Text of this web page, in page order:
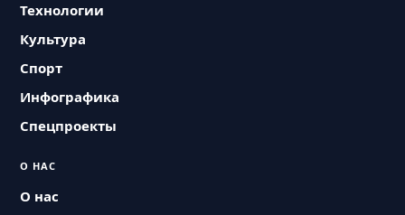
Технологии
Культура
Спорт
Инфографика
Спецпроекты
О НАС
О нас